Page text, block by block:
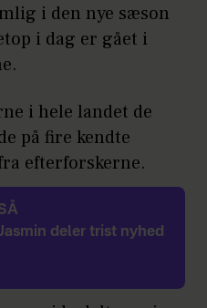
i den nye sæson
i dag er gået i
i hele landet de
på fire kendte
efterforskerne.
deler trist nyhed